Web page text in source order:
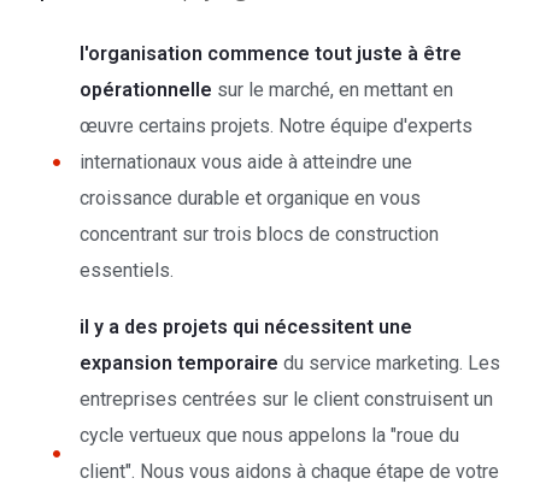
l'organisation commence tout juste à être
opérationnelle sur le marché, en mettant en
œuvre certains projets. Notre équipe d'experts
internationaux vous aide à atteindre une
croissance durable et organique en vous
concentrant sur trois blocs de construction
essentiels.
il y a des projets qui nécessitent une
expansion temporaire du service marketing. Les
entreprises centrées sur le client construisent un
cycle vertueux que nous appelons la "roue du
client". Nous vous aidons à chaque étape de votre